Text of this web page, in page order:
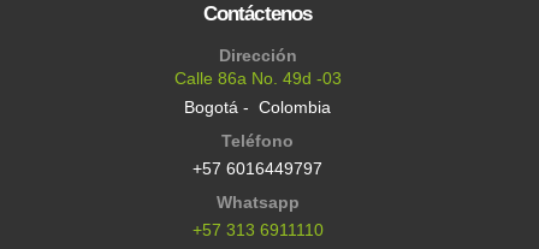
Contáctenos
Dirección
Calle 86a No. 49d -03
Bogotá - Colombia
Teléfono
+57 6016449797
Whatsapp
+57 313 6911110